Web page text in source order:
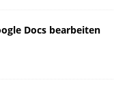
Docs bearbeiten